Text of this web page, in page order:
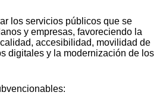
los servicios públicos que se
y empresas, favoreciendo la
accesibilidad, movilidad de
digitales y la modernización de los